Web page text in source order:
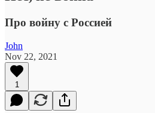
Про войну с Россией
John
Nov 22, 2021
1